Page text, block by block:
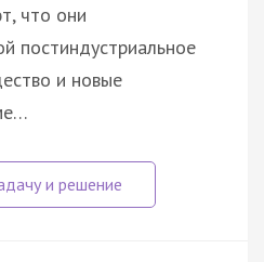
что они
постиндустриальное
и новые